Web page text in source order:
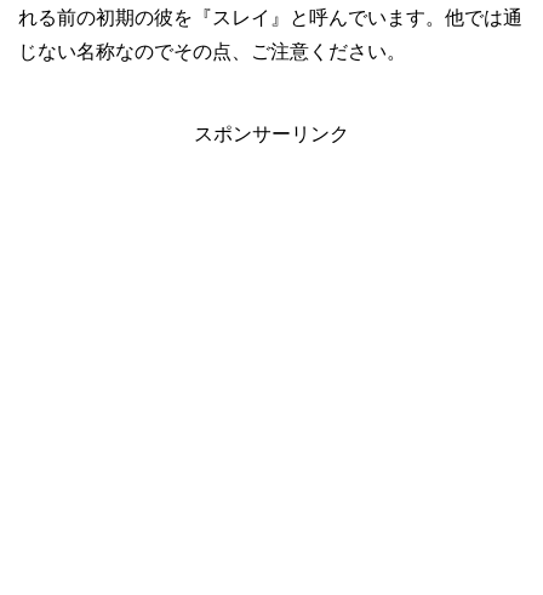
れる前の初期の彼を『スレイ』と呼んでいます。他では通
じない名称なのでその点、ご注意ください。
スポンサーリンク